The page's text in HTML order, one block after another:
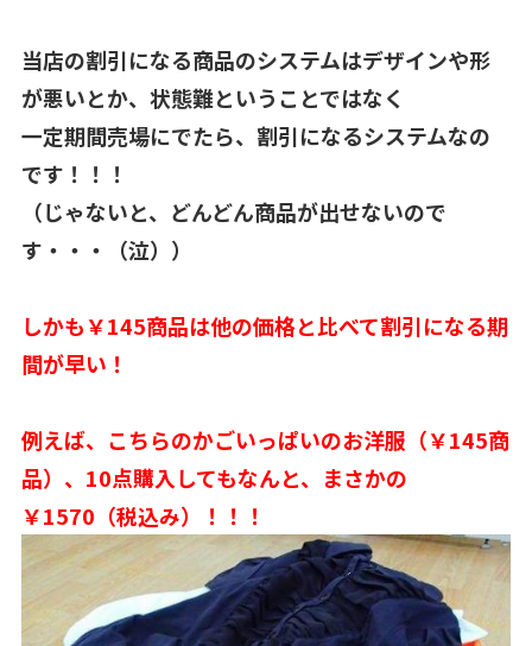
当店の割引になる商品のシステムはデザインや形
が悪いとか、状態難ということではなく
一定期間売場にでたら、割引になるシステムなの
です！！！
（じゃないと、どんどん商品が出せないので
す・・・（泣））
しかも￥145商品は他の価格と比べて割引になる期
間が早い！
例えば、こちらのかごいっぱいのお洋服（￥145商
品）、10点購入してもなんと、まさかの
￥1570（税込み）！！！